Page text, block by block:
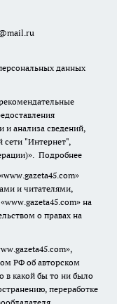
данных
и анализа сведений,
сети "Интернет",
Подробнее
и читателями,
на
о правах на
РФ об авторском
в какой бы то ни было
переработке